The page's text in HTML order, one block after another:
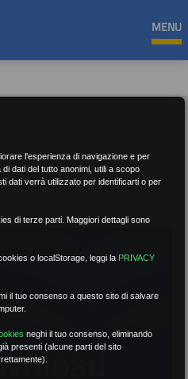
MENU
l'esperienza di navigazione e per
dati del tutto anonimi, utili a scopo
dati verrà utilizzato per identificarti o per
di terze parti. Maggiori dettagli sono
o localStorage, leggi la PRIVACY
il tuo consenso a questo sito di salvare
neghi il tuo consenso, eliminando
presenti (alcune parti del sito